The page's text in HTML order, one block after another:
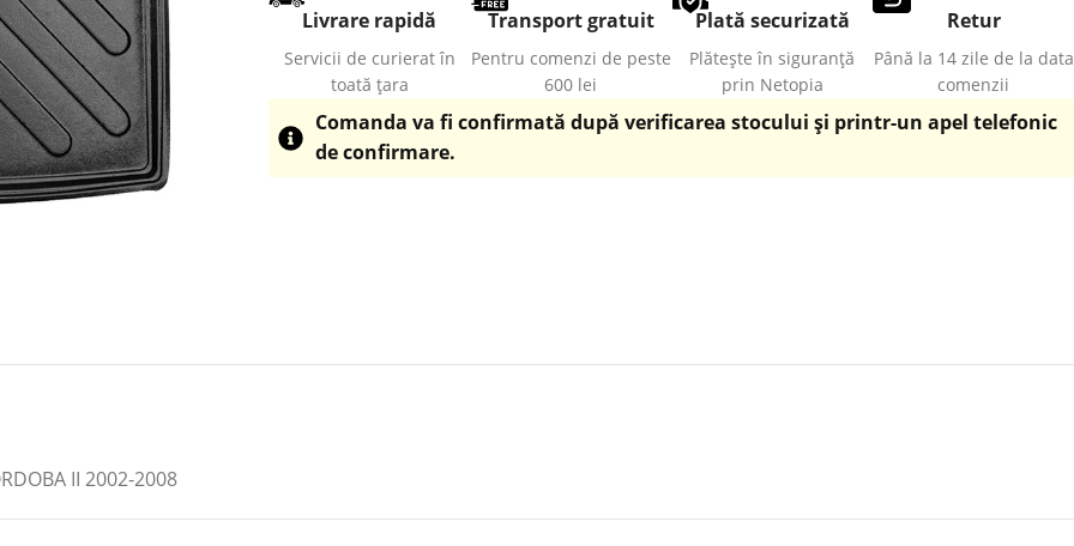
Livrare rapidă
Servicii de curierat în
toată țara
Transport gratuit
Pentru comenzi de peste
600 lei
Plată securizată
Plătește în siguranță
prin Netopia
Retur
Până la 14 zile de la data
comenzii
Comanda va fi confirmată după verificarea stocului și printr-un apel telefonic
de confirmare.
II 2002-2008